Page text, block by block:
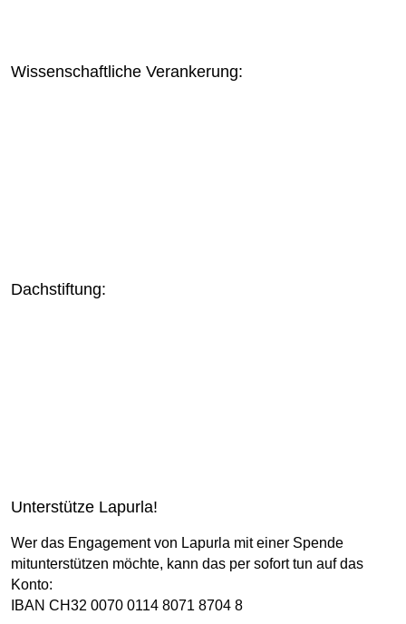
Wissenschaftliche Verankerung:
Dachstiftung:
Unterstütze Lapurla!
Wer das Engagement von Lapurla mit einer Spende
mitunterstützen möchte, kann das per sofort tun auf das
Konto:
IBAN CH32 0070 0114 8071 8704 8